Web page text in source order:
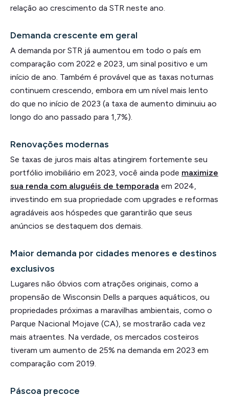
relação ao crescimento da STR neste ano.
Demanda crescente em geral
A demanda por STR já aumentou em todo o país em
comparação com 2022 e 2023, um sinal positivo e um
início de ano. Também é provável que as taxas noturnas
continuem crescendo, embora em um nível mais lento
do que no início de 2023 (a taxa de aumento diminuiu ao
longo do ano passado para 1,7%).
Renovações modernas
Se taxas de juros mais altas atingirem fortemente seu
portfólio imobiliário em 2023, você ainda pode maximize
sua renda com aluguéis de temporada em 2024,
investindo em sua propriedade com upgrades e reformas
agradáveis aos hóspedes que garantirão que seus
anúncios se destaquem dos demais.
Maior demanda por cidades menores e destinos
exclusivos
Lugares não óbvios com atrações originais, como a
propensão de Wisconsin Dells a parques aquáticos, ou
propriedades próximas a maravilhas ambientais, como o
Parque Nacional Mojave (CA), se mostrarão cada vez
mais atraentes. Na verdade, os mercados costeiros
tiveram um aumento de 25% na demanda em 2023 em
comparação com 2019.
Páscoa precoce